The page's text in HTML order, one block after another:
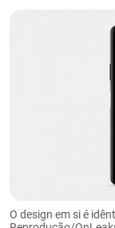
O design em si é